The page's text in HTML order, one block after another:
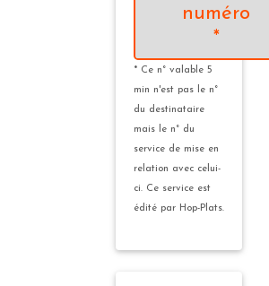
numéro
*
* Ce n° valable 5
min n'est pas le n°
du destinataire
mais le n° du
service de mise en
relation avec celui-
ci. Ce service est
édité par Hop-Plats.